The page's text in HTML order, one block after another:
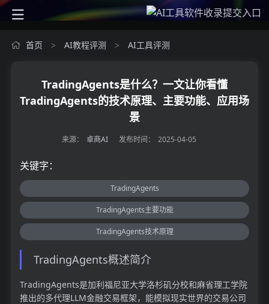
首页 > AI教程评测 > AI工具评测
TradingAgents是什么？一文让你看懂
TradingAgents的技术原理、主要功能、应用场
景
来源： 卓商AI 发布时间： 2025-04-05
关键字：
TradingAgents
TradingAgents主要功能
TradingAgents技术原理
TradingAgents概述简介
TradingAgents是加利福尼亚大学洛杉矶分校和麻省理工学院
推出的多代理LLM金融交易框架，能模拟现实世界的交易公司